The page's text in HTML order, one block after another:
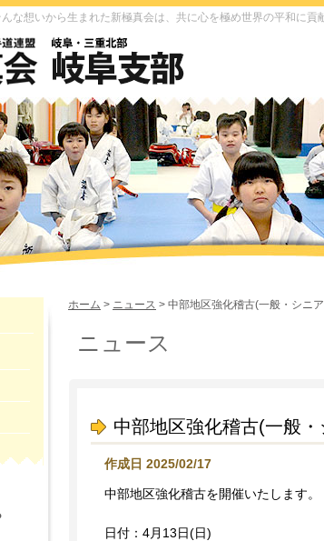
な想いから生まれた新極真会は、共に心を極め世界の平和に貢
ホーム > ニュース > 中部地区強化稽古(一般・シニ
ニュース
中部地区強化稽古(一般
作成日 2025/02/17
中部地区強化稽古を開催いたします。
日付：4月13日(日)